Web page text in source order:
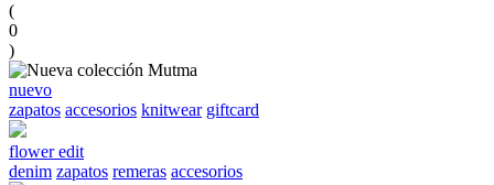
(
0
)
nuevo
zapatos accesorios knitwear giftcard
flower edit
denim zapatos remeras accesorios